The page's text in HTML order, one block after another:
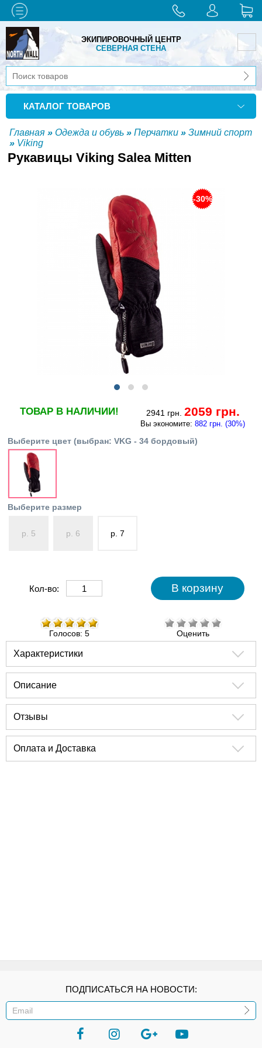
ЭКИПИРОВОЧНЫЙ ЦЕНТР
СЕВЕРНАЯ СТЕНА
КАТАЛОГ ТОВАРОВ
Главная » Одежда и обувь » Перчатки » Зимний спорт
» Viking
Рукавицы Viking Salea Mitten
-30%
ТОВАР В НАЛИЧИИ! 2941 грн. 2059 грн.
Вы экономите: 882 грн. (30%)
Выберите цвет (выбран: VKG - 34 бордовый)
Выберите размер
р. 5 р. 6 р. 7
Кол-во:
Голосов: 5 Оценить
Характеристики
Описание
Отзывы
Оплата и Доставка
ПОДПИСАТЬСЯ НА НОВОСТИ: